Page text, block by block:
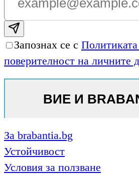
Subscribe email
Запознах се с Политиката
поверителност на личните
ВИЕ И
За brabantia.bg
Устойчивост
Условия за ползване